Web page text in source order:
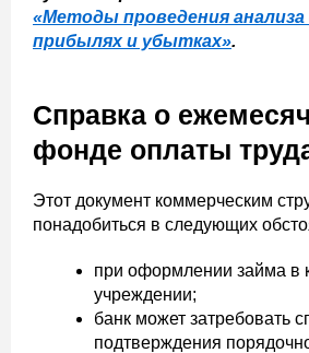
«Методы проведения
прибылях и убытках».
Справка о
фонде оплаты
Этот документ коммерческим
понадобиться в следующих
при оформлении займа в
учреждении;
банк может затребовать
подтверждения